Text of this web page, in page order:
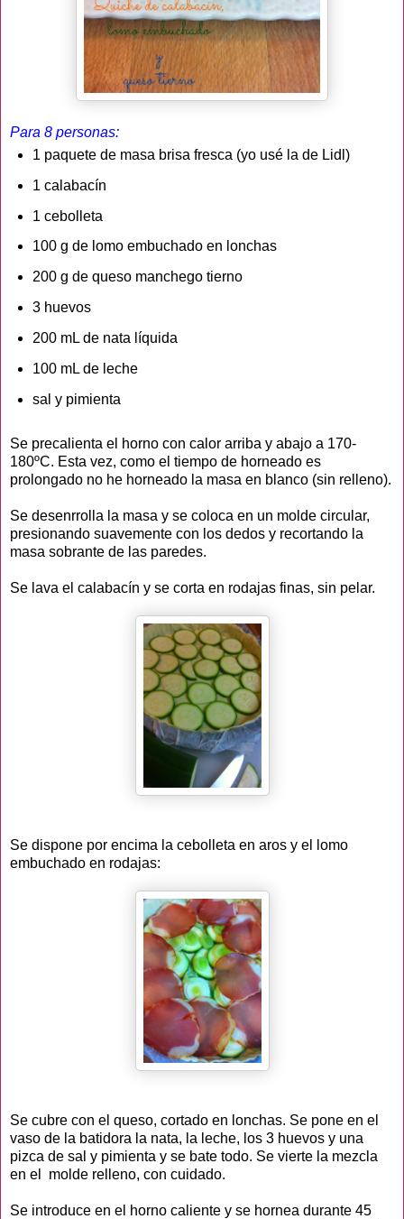
Para 8 personas:
1 paquete de masa brisa fresca (yo usé la de Lidl)
1 calabacín
1 cebolleta
100 g de lomo embuchado en lonchas
200 g de queso manchego tierno
3 huevos
200 mL de nata líquida
100 mL de leche
sal y pimienta
Se precalienta el horno con calor arriba y abajo a 170-
180ºC. Esta vez, como el tiempo de horneado es
prolongado no he horneado la masa en blanco (sin relleno).
Se desenrrolla la masa y se coloca en un molde circular,
presionando suavemente con los dedos y recortando la
masa sobrante de las paredes.
Se lava el calabacín y se corta en rodajas finas, sin pelar.
Se dispone por encima la cebolleta en aros y el lomo
embuchado en rodajas:
Se cubre con el queso, cortado en lonchas. Se pone en el
vaso de la batidora la nata, la leche, los 3 huevos y una
pizca de sal y pimienta y se bate todo. Se vierte la mezcla
en el molde relleno, con cuidado.
Se introduce en el horno caliente y se hornea durante 45